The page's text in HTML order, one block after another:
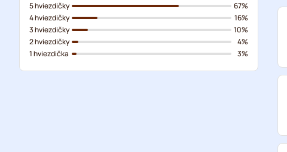
5 hviezdičky
4 hviezdičky
3 hviezdičky
2 hviezdičky
1 hviezdička
67%
16%
10%
4%
3%